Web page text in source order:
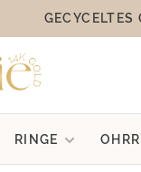
GECYCELTES
RINGE